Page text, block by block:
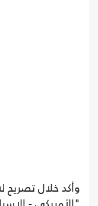
وأكد خلال تصريح